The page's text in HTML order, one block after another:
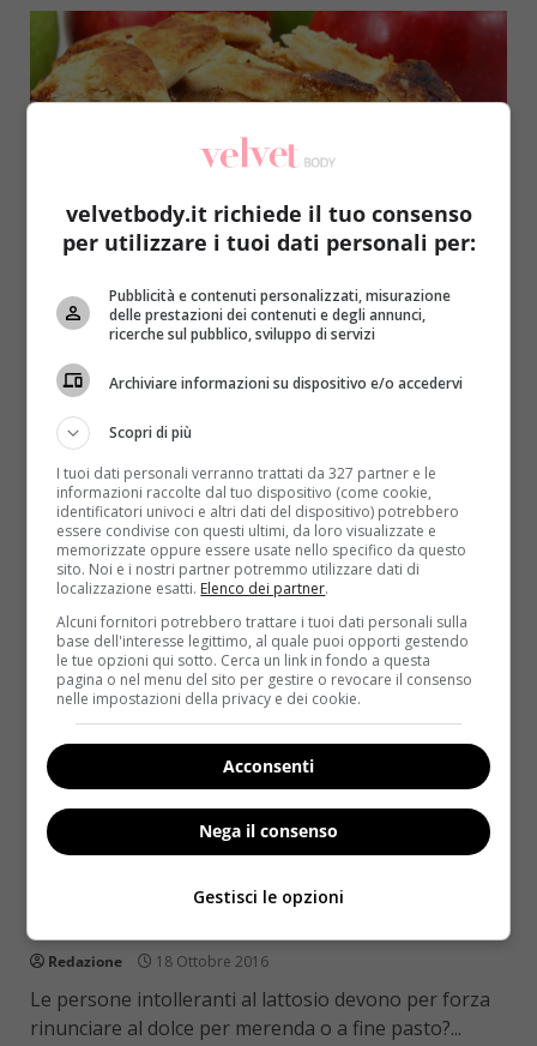
Ricette dal mondo
Apple Pie: un dolce che ha il sapore degli
Stati Uniti d’America
Redazione 13 Novembre 2016
Il quarto giovedì di novembre gli Stati Uniti
festeggiano il Giorno del Ringraziamento,
un’occasione per commemorare i...
Read More
Torta all’acqua: il dolce che vince
Redazione 18 Ottobre 2016
Le persone intolleranti al lattosio devono per forza
rinunciare al dolce per merenda o a fine pasto?...
velvetbody.it richiede il tuo consenso
per utilizzare i tuoi dati personali per:
Pubblicità e contenuti personalizzati, misurazione
delle prestazioni dei contenuti e degli annunci,
ricerche sul pubblico, sviluppo di servizi
Archiviare informazioni su dispositivo e/o accedervi
Scopri di più
I tuoi dati personali verranno trattati da 327 partner e le
informazioni raccolte dal tuo dispositivo (come cookie,
identificatori univoci e altri dati del dispositivo) potrebbero
essere condivise con questi ultimi, da loro visualizzate e
memorizzate oppure essere usate nello specifico da questo
sito. Noi e i nostri partner potremmo utilizzare dati di
localizzazione esatti. Elenco dei partner.
Alcuni fornitori potrebbero trattare i tuoi dati personali sulla
base dell'interesse legittimo, al quale puoi opporti gestendo
le tue opzioni qui sotto. Cerca un link in fondo a questa
pagina o nel menu del sito per gestire o revocare il consenso
nelle impostazioni della privacy e dei cookie.
Acconsenti
Nega il consenso
Gestisci le opzioni